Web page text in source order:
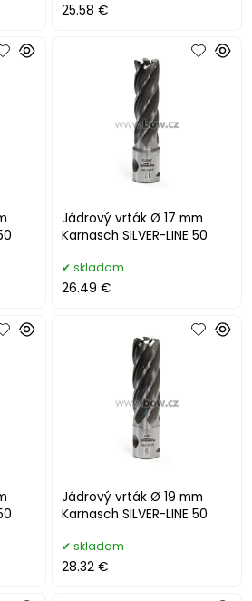
25.58 €
Jádrový vrták Ø 17 mm
Karnasch SILVER-LINE 50
skladom
26.49 €
Jádrový vrták Ø 19 mm
Karnasch SILVER-LINE 50
skladom
28.32 €